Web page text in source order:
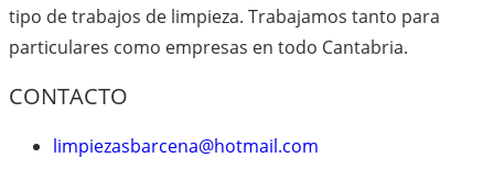
tipo de trabajos de limpieza. Trabajamos tanto para
particulares como empresas en todo Cantabria.
CONTACTO
limpiezasbarcena@hotmail.com